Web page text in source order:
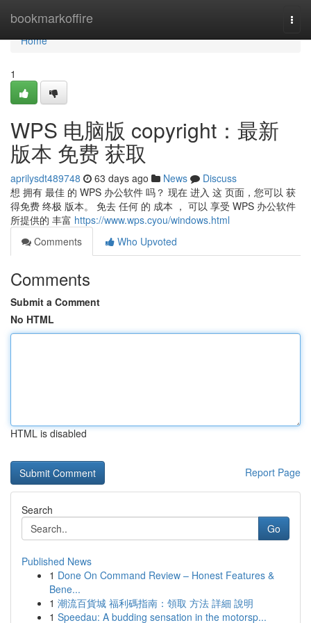
bookmarkoffire
Home
Home
1
WPS 电脑版 copyright：最新
版本 免费 获取
aprilysdt489748 63 days ago News
Discuss
想 拥有 最佳 的 WPS 办公软件 吗？ 现在 进入 这 页面，您可以 获
得免费 终极 版本。 免去 任何 的 成本 ， 可以 享受 WPS 办公软件
所提供的 丰富 https://www.wps.cyou/windows.html
Comments
Who Upvoted
Comments
Submit a Comment
No HTML
HTML is disabled
Report Page
Search
Go
Published News
1 Done On Command Review – Honest Features &
Bene...
1 潮流百貨城 福利碼指南：領取 方法 詳細 說明
1 Speedau: A budding sensation in the motorsp...